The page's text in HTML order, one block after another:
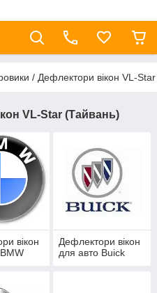
/ Дефлектори вікон VL-
VL-Star (Тайвань)
вікон
Дефлектори вікон
для авто Buick